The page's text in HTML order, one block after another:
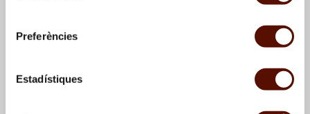
Preferències
Estadístiques